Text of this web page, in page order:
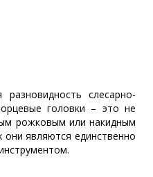
слесарно-
головки – это не
рожковым или накидным
являются единственно